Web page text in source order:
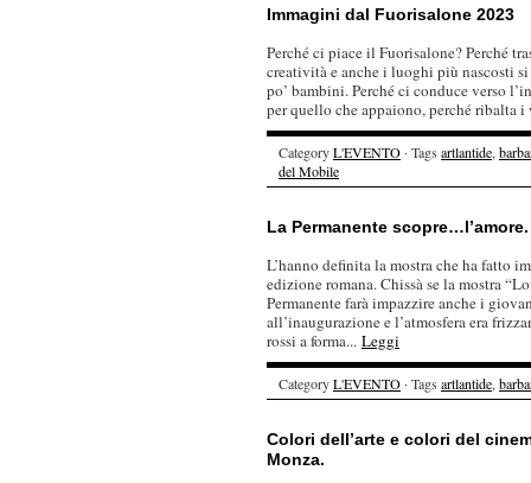
Immagini dal Fuorisalone 2023
Perché ci piace il Fuorisalone? Perché
creatività e anche i luoghi più nascosti
po’ bambini. Perché ci conduce verso
per quello che appaiono, perché ribalta
CategoryL'EVENTO · Tags artlantide,
del Mobile
La Permanente scopre…l’amore.
L’hanno definita la mostra che ha fatto
edizione romana. Chissà se la mostra
Permanente farà impazzire anche i
all’inaugurazione e l’atmosfera era
rossi a forma... Leggi
CategoryL'EVENTO · Tags artlantide,
Colori dell’arte e colori del
Monza.